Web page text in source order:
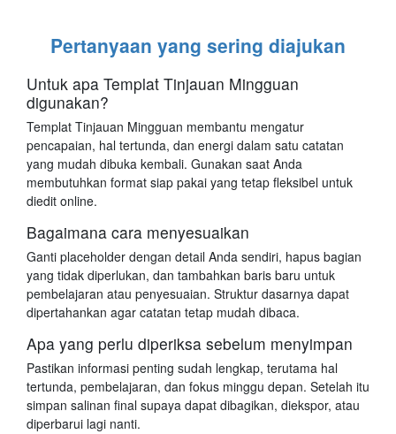
Pertanyaan yang sering diajukan
Untuk apa Templat Tinjauan Mingguan
digunakan?
Templat Tinjauan Mingguan membantu mengatur
pencapaian, hal tertunda, dan energi dalam satu catatan
yang mudah dibuka kembali. Gunakan saat Anda
membutuhkan format siap pakai yang tetap fleksibel untuk
diedit online.
Bagaimana cara menyesuaikan
Ganti placeholder dengan detail Anda sendiri, hapus bagian
yang tidak diperlukan, dan tambahkan baris baru untuk
pembelajaran atau penyesuaian. Struktur dasarnya dapat
dipertahankan agar catatan tetap mudah dibaca.
Apa yang perlu diperiksa sebelum menyimpan
Pastikan informasi penting sudah lengkap, terutama hal
tertunda, pembelajaran, dan fokus minggu depan. Setelah itu
simpan salinan final supaya dapat dibagikan, diekspor, atau
diperbarui lagi nanti.